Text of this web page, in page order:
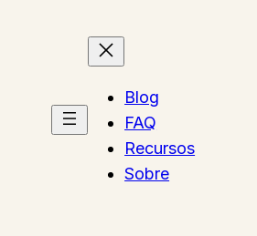
Blog
FAQ
Recursos
Sobre